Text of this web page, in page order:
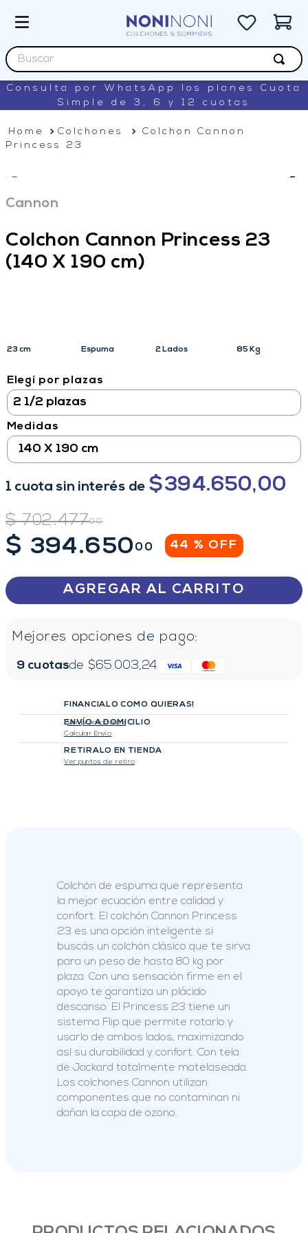
Buscar
Consulta por WhatsApp los planes Cuota
Simple de 3, 6 y 12 cuotas
Colchones
Colchon Cannon
Princess 23
Cannon
Colchon Cannon Princess 23
(140 X 190 cm)
23 cm Espuma 2 Lados 85 Kg
Medidas
140 X 190 cm
Elegí por plazas
1 cuota sin interés de $394.650,00
$ 702.47700
$ 394.650 00 44 % OFF
AGREGAR AL CARRITO
Mejores opciones de pago:
9 cuotasde $65.003,24
Ver promociones
FINANCIALO COMO QUIERAS!
ENVÍO A DOMICILIO
Calcular Envio
RETIRALO EN TIENDA
Ver puntos de retiro
Colchón de espuma que representa
la mejor ecuación entre calidad y
confort. El colchón Cannon Princess
23 es una opción inteligente si
buscás un colchón clásico que te sirva
para un peso de hasta 80 kg por
plaza. Con una sensación firme en el
apoyo te garantiza un plácido
descanso. El Princess 23 tiene un
sistema Flip que permite rotarlo y
usarlo de ambos lados, maximizando
así su durabilidad y confort. Con tela
de Jackard totalmente matelaseada.
Los colchones Cannon utilizan
componentes que no contaminan ni
dañan la capa de ozono.
TÉRMINOS MÁS BUSCADOS
2
colchon